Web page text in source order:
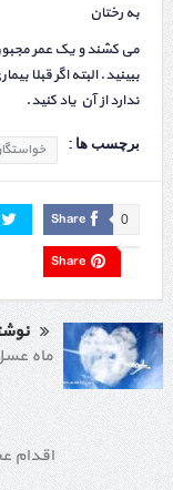
به رختان
می کشند و یک عمر
ببینید. البته اگر قبلا
ندارد از آن یاد کنید.
برچسب ها :
Share 0
Share
ماه
اقدام